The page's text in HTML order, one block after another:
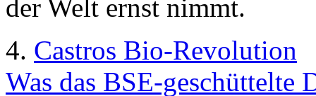
der Welt ernst nimmt.
4. Castros Bio-Revolution
Was das BSE-geschüttelte